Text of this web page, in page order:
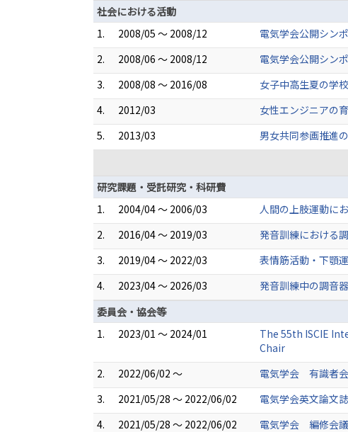
社会における活動
1.
2008/05 ～ 2008/12
電気学会公開シン
2.
2008/06 ～ 2008/12
電気学会公開シン
3.
2008/08 ～ 2016/08
女子中高生夏の学校
4.
2012/03
女性エンジニアの
5.
2013/03
男女共同参画推進
研究課題・受託研究・科研費
1.
2004/04 ～ 2006/03
人間の上肢運動に
2.
2016/04 ～ 2019/03
発音訓練における
3.
2019/04 ～ 2022/03
表情筋活動・下顎
4.
2023/04 ～ 2026/03
発音訓練中の調音
委員会・協会等
1.
2023/01 ～ 2024/01
The 55th ISCIE
Chair
2.
2022/06/02 ～
電気学会 有識者
3.
2021/05/28 ～ 2022/06/02
電気学会英文論文
4.
2021/05/28 ～ 2022/06/02
電気学会 編修会